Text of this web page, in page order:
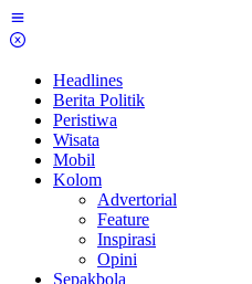
Skip
to
Headlines
Berita Politik
Peristiwa
Wisata
Mobil
Kolom
Advertorial
Feature
Inspirasi
Opini
Sepakbola